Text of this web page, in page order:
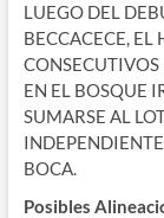
LUEGO DEL
BECCACECE, EL
CONSECUTIVOS
EN EL BOSQUE
SUMARSE AL
BOCA.
Posibles